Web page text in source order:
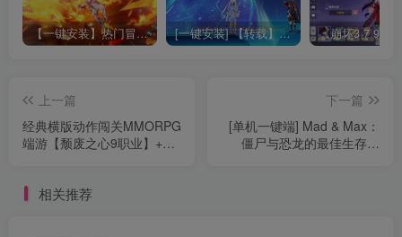
【一键安装】热门冒险策略类游戏崩坏：星穹铁道全新2.3版本一键端+一键代理+一键启动+免虚拟机 [一键安装] 【转载】原神3.4真端服务端+源码+配套客户端+详尽说明+GM工具+源码说明文件
上一篇
经典横版动作闯关MMORPG
端游【颓废之心9职业】+PC
下一篇
[单机一键端] Mad & Max：
僵尸与恐龙的最佳生存游
相关推荐